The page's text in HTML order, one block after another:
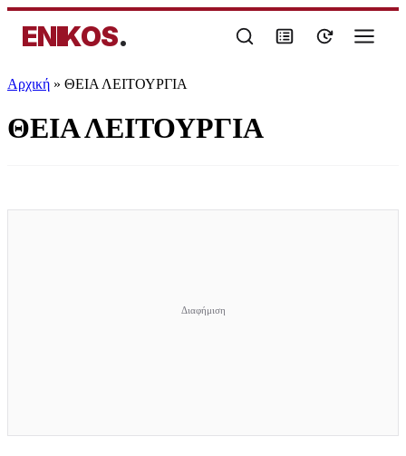
ENIKOS.
Αρχική » ΘΕΙΑ ΛΕΙΤΟΥΡΓΙΑ
ΘΕΙΑ ΛΕΙΤΟΥΡΓΙΑ